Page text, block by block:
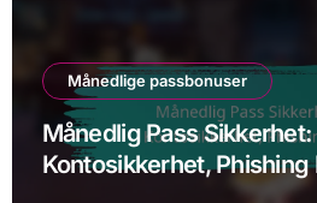
Månedlige passbonuser
Månedlig Pass Sikkerhet:
Kontosikkerhet, Phishing